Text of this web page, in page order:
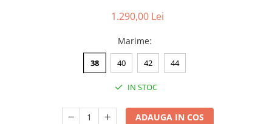
1.290,00 Lei
Marime:
38 40 42 44
IN STOC
ADAUGA IN COS